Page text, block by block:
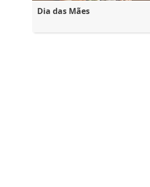
Dia das Mães